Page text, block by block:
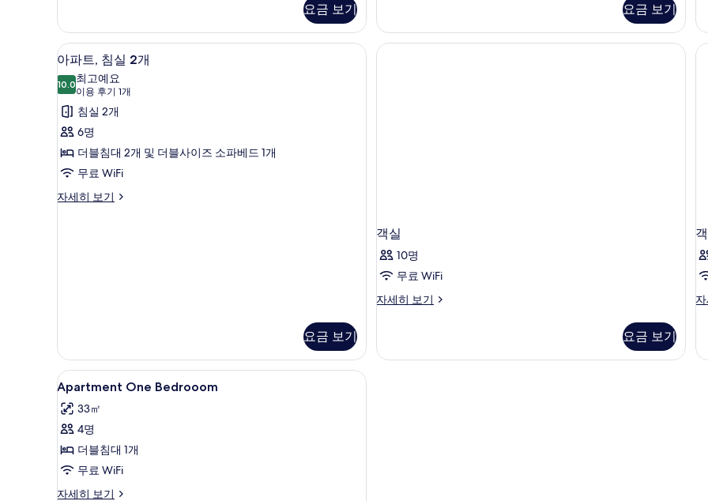
(2
persons)
사
진
모
두
보
기
스
튜
디
오
(2
persons)
자
세
보
기
요금 보기
두
보
(4
persons)
자
요금 보기
실
개
아
파
트,
침
실
2
개
사
아파트, 침실 2개 | 거실 공간 | 케이블 채널 시청이 가능한 45인치 TV
7
아파트, 침실 2개
10.010.0점 만점 중 10점
최고예요
이용 후기 1개
(이
용
후
기
개)
침실 2개
6명
더블침대 2개 및 더블사이즈 소파베드 1개
무료 WiFi
자세히 보기
아
기
요금 보기
객실
10명
무료 WiFi
자세히 보기
객
히
요금 보기
객
히
Apartment
One
Bedrooom
사
진
모
두
노트북 작업 공간, 방음 설비, 무료 WiFi, 침대 시트
11
Apartment One Bedrooom
33㎡
4명
더블침대 1개
무료 WiFi
자세히 보기
Apartment